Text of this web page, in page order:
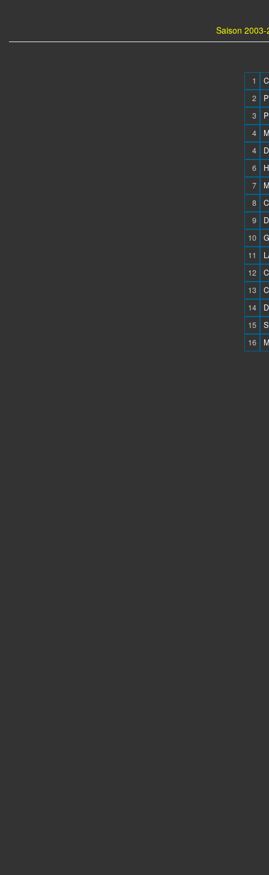
Saison
1
2
3
4
4
6
7
8
9
10
11
12
13
14
15
16